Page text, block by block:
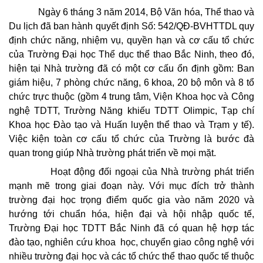
Ngày 6 tháng 3 năm 2014, Bộ Văn hóa, Thể thao và
Du lịch đã ban hành quyết định Số: 542/QĐ-BVHTTDL quy
định chức năng, nhiệm vụ, quyền hạn và cơ cấu tổ chức
của Trường Đại học Thể dục thể thao Bắc Ninh, theo đó,
hiện tại Nhà trường đã có một cơ cấu ổn định gồm: Ban
giám hiệu, 7 phòng chức năng, 6 khoa, 20 bộ môn và 8 tổ
chức trực thuộc (gồm 4 trung tâm, Viện Khoa học và Công
nghệ TDTT, Trường Năng khiếu TDTT Olimpic, Tạp chí
Khoa học Đào tạo và Huấn luyện thể thao và Trạm y tế).
Việc kiện toàn cơ cấu tổ chức của Trường là bước đà
quan trong giúp Nhà trường phát triển về mọi mặt.
Hoạt động đối ngoại của Nhà trường phát triển
mạnh mẽ trong giai đoạn này. Với mục đích trở thành
trường đại học trọng điểm quốc gia vào năm 2020 và
hướng tới chuẩn hóa, hiện đại và hội nhập quốc tế,
Trường Đại học TDTT Bắc Ninh đã có quan hệ hợp tác
đào tạo, nghiên cứu khoa học, chuyển giao công nghệ với
nhiều trường đại học và các tổ chức thể thao quốc tế thuộc